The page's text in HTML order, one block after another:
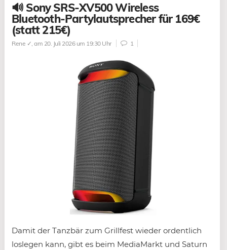
🔊 Sony SRS-XV500 Wireless
Bluetooth-Partylautsprecher für 169€
(statt 215€)
Rene ✓, am 20. Juli 2026 um 19:30 Uhr 1
Damit der Tanzbär zum Grillfest wieder ordentlich
loslegen kann, gibt es beim MediaMarkt und Saturn